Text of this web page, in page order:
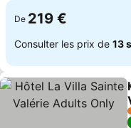
De 219 €
Consulter les prix de 13